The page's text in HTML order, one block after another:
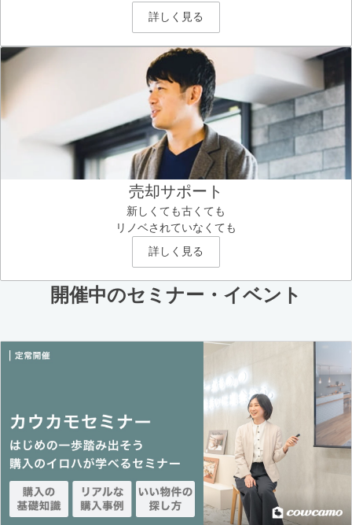
詳しく見る
売却サポート
新しくても古くても
リノベされていなくても
詳しく見る
開催中のセミナー・イベント